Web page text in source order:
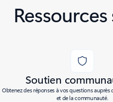
Soutien
Obtenez des réponses à vos questions
et de la communauté.